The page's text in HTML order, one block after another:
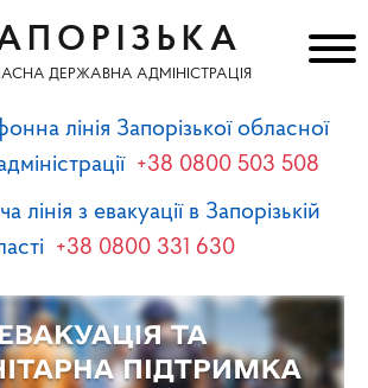
ДЕРЖАВНА АДМІНІСТРАЦІЯ
лінія Запорізької обласної
+38 0800 503 508
лінія з евакуації в Запорізькій
+38 0800 331 630